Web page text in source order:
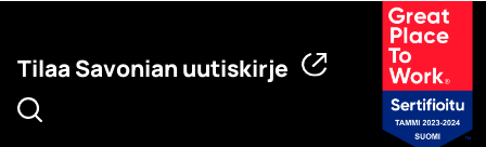
Tilaa Savonian uutiskirje